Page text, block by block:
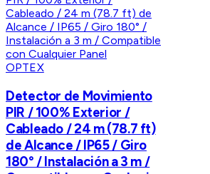
OPTEX
Detector de Movimiento
PIR / 100% Exterior /
Cableado / 24 m (78.7 ft)
de Alcance / IP65 / Giro
180° / Instalación a 3 m /